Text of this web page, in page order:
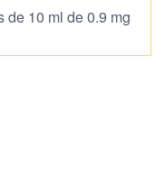
de 10 ml de 0.9 mg